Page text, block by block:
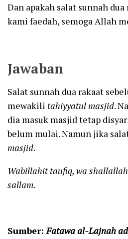
Dan apakah salat sunnah
kami faedah, semoga Allah
Jawaban
Salat sunnah dua rakaat
mewakili tahiyyatul masjid.
dia masuk masjid tetap
belum mulai. Namun jika
masjid.
Wabillahit taufiq, wa
sallam.
Sumber:Fatawa al-Lajnah